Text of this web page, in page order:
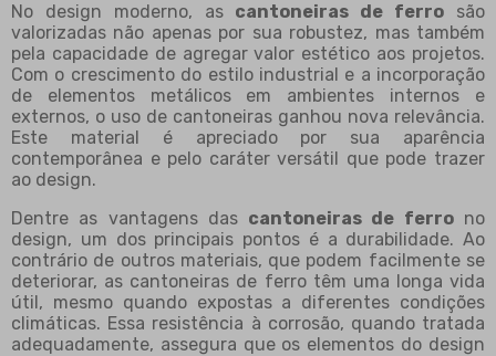
No design moderno, as cantoneiras de ferro são
valorizadas não apenas por sua robustez, mas também
pela capacidade de agregar valor estético aos projetos.
Com o crescimento do estilo industrial e a incorporação
de elementos metálicos em ambientes internos e
externos, o uso de cantoneiras ganhou nova relevância.
Este material é apreciado por sua aparência
contemporânea e pelo caráter versátil que pode trazer
ao design.
Dentre as vantagens das cantoneiras de ferrono
design, um dos principais pontos é a durabilidade. Ao
contrário de outros materiais, que podem facilmente se
deteriorar, as cantoneiras de ferro têm uma longa vida
útil, mesmo quando expostas a diferentes condições
climáticas. Essa resistência à corrosão, quando tratada
adequadamente, assegura que os elementos do design